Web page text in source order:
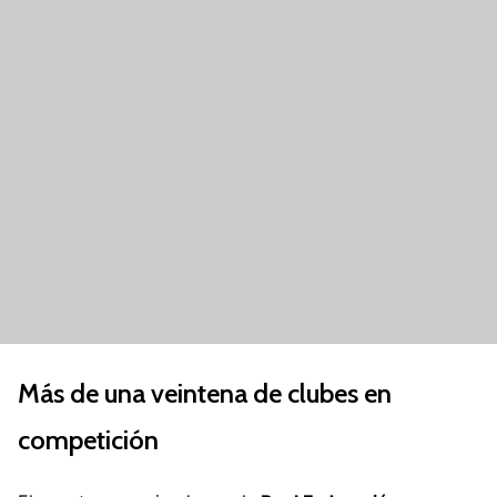
Más de una veintena de clubes en
competición